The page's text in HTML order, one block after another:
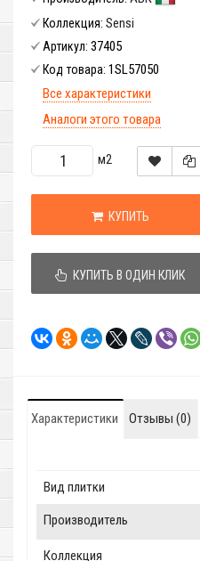
Коллекция: Sensi
Артикул: 37405
Код товара: 1SL57050
Все характеристики
Аналоги этого товара
м2
КУПИТЬ
КУПИТЬ В ОДИН КЛИК
Характеристики Отзывы (0)
Вид плитки
Производитель
Коллекция